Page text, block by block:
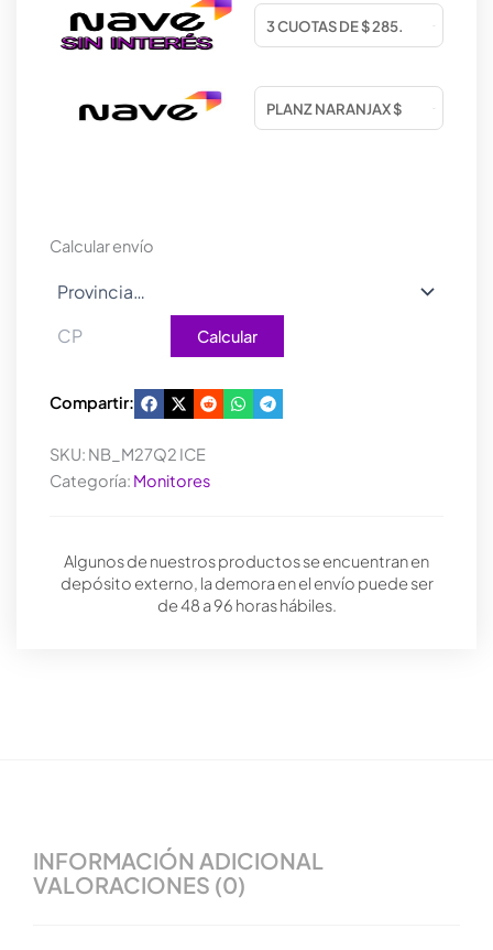
Calcular envío
Calcular
Compartir:
SKU: NB_M27Q2 ICE
Categoría: Monitores
Algunos de nuestros productos se encuentran en
depósito externo, la demora en el envío puede ser
de 48 a 96 horas hábiles.
INFORMACIÓN ADICIONAL
VALORACIONES (0)